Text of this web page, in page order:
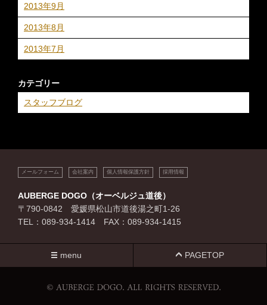
2013年9月
2013年8月
2013年7月
カテゴリー
スタッフブログ
メールフォーム 会社案内 個人情報保護方針 採用情報
AUBERGE DOGO（オーベルジュ道後）
〒790-0842 愛媛県松山市道後湯之町1-26
TEL：089-934-1414 FAX：089-934-1415
menu PAGETOP